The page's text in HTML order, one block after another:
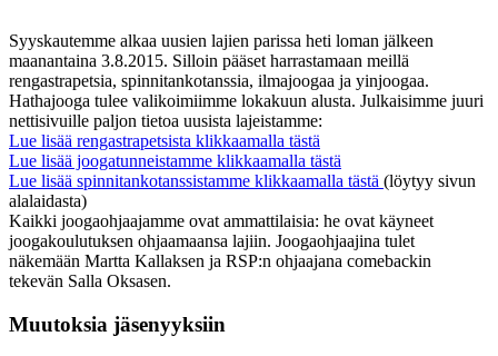
Syyskautemme alkaa uusien lajien parissa heti loman jälkeen
maanantaina 3.8.2015. Silloin pääset harrastamaan meillä
rengastrapetsia, spinnitankotanssia, ilmajoogaa ja yinjoogaa.
Hathajooga tulee valikoimiimme lokakuun alusta. Julkaisimme juuri
nettisivuille paljon tietoa uusista lajeistamme:
Lue lisää rengastrapetsista klikkaamalla tästä
Lue lisää joogatunneistamme klikkaamalla tästä
Lue lisää spinnitankotanssistamme klikkaamalla tästä (löytyy sivun
alalaidasta)
Kaikki joogaohjaajamme ovat ammattilaisia: he ovat käyneet
joogakoulutuksen ohjaamaansa lajiin. Joogaohjaajina tulet
näkemään Martta Kallaksen ja RSP:n ohjaajana comebackin
tekevän Salla Oksasen.
Muutoksia jäsenyyksiin